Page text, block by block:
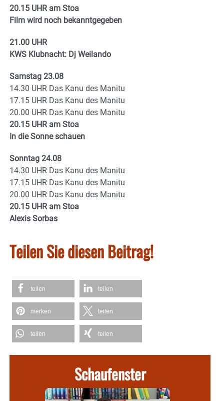
20.15 UHR am Stoa
Film wird noch bekanntgegeben
21.00 UHR
KWS Klubnacht: Dj Weilando
Samstag 23.08
14.30 UHR Das Kanu des Manitu
17.15 UHR Das Kanu des Manitu
20.00 UHR Das Kanu des Manitu
20.15 UHR am Stoa
In die Sonne schauen
Sonntag 24.08
14.30 UHR Das Kanu des Manitu
17.15 UHR Das Kanu des Manitu
20.00 UHR Das Kanu des Manitu
20.15 UHR am Stoa
Alexis Sorbas
Teilen Sie diesen Beitrag!
teilen teilen
merken teilen
teilen teilen
Schaufenster